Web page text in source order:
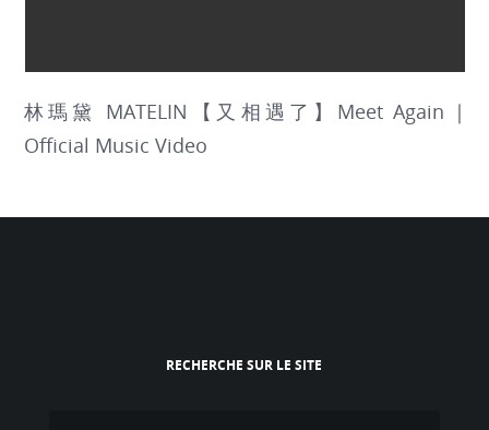
林瑪黛 MATELIN【又相遇了】Meet Again |
Official Music Video
RECHERCHE SUR LE SITE